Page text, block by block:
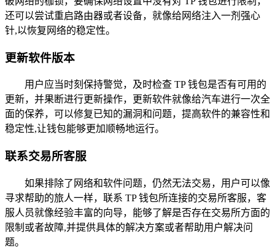
还可以尝试重启路由器或者设备，就像给网络注入一剂强心
针,以恢复网络的稳定性。
更新软件版本
用户应当时刻保持警觉，及时检查 TP 钱包是否有可用的
更新，并果断进行更新操作，更新软件就像给汽车进行一次全
面的保养，可以修复已知的漏洞和问题，提高软件的兼容性和
稳定性,让钱包能够更加顺畅地运行。
联系交易所客服
如果排除了网络和软件问题，仍然无法交易，用户可以像
寻求帮助的旅人一样，联系 TP 钱包所连接的交易所客服，客
服人员就像经验丰富的向导，能够了解是否存在交易所方面的
限制或者故障,并提供具体的解决方案或者帮助用户解决问
题。